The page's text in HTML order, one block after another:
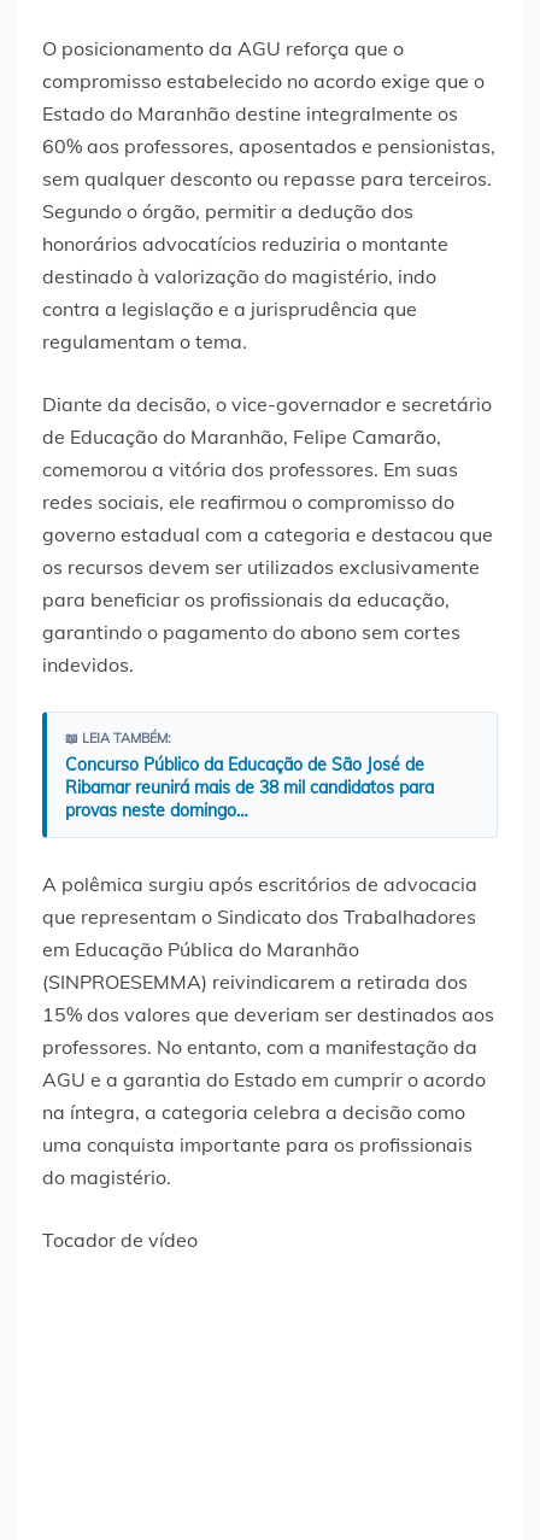
O posicionamento da AGU reforça que o
compromisso estabelecido no acordo exige que o
Estado do Maranhão destine integralmente os
60% aos professores, aposentados e pensionistas,
sem qualquer desconto ou repasse para terceiros.
Segundo o órgão, permitir a dedução dos
honorários advocatícios reduziria o montante
destinado à valorização do magistério, indo
contra a legislação e a jurisprudência que
regulamentam o tema.
Diante da decisão, o vice-governador e secretário
de Educação do Maranhão, Felipe Camarão,
comemorou a vitória dos professores. Em suas
redes sociais, ele reafirmou o compromisso do
governo estadual com a categoria e destacou que
os recursos devem ser utilizados exclusivamente
para beneficiar os profissionais da educação,
garantindo o pagamento do abono sem cortes
indevidos.
📖 LEIA TAMBÉM:
Concurso Público da Educação de São José de
Ribamar reunirá mais de 38 mil candidatos para
provas neste domingo…
A polêmica surgiu após escritórios de advocacia
que representam o Sindicato dos Trabalhadores
em Educação Pública do Maranhão
(SINPROESEMMA) reivindicarem a retirada dos
15% dos valores que deveriam ser destinados aos
professores. No entanto, com a manifestação da
AGU e a garantia do Estado em cumprir o acordo
na íntegra, a categoria celebra a decisão como
uma conquista importante para os profissionais
do magistério.
Tocador de vídeo